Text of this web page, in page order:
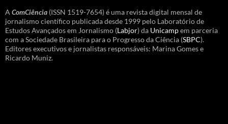
A ComCiência (ISSN 1519-7654) é uma revista digital mensal de
jornalismo científico publicada desde 1999 pelo Laboratório de
Estudos Avançados em Jornalismo (Labjor) da Unicampem parceria
com a Sociedade Brasileira para o Progresso da Ciência (SBPC).
Editores executivos e jornalistas responsáveis: Marina Gomes e
Ricardo Muniz.